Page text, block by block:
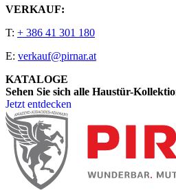
VERKAUF:
T: + 386 41 301 180
E: verkauf@pirnar.at
KATALOGE
Sehen Sie sich alle Haustür-
Jetzt entdecken
Seitenfooter